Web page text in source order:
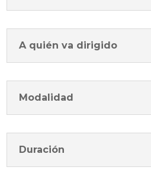
A quién va dirigido
Modalidad
Duración